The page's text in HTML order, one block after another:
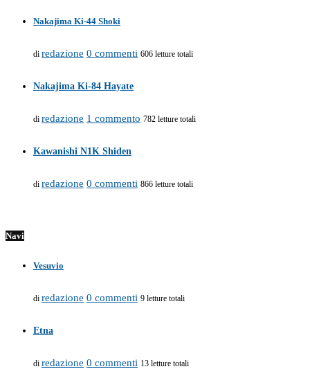
Nakajima Ki-44 Shoki
di redazione 0 commenti 606 letture totali
Nakajima Ki-84 Hayate
di redazione 1 commento 782 letture totali
Kawanishi N1K Shiden
di redazione 0 commenti 866 letture totali
Navi
Vesuvio
di redazione 0 commenti 9 letture totali
Etna
di redazione 0 commenti 13 letture totali